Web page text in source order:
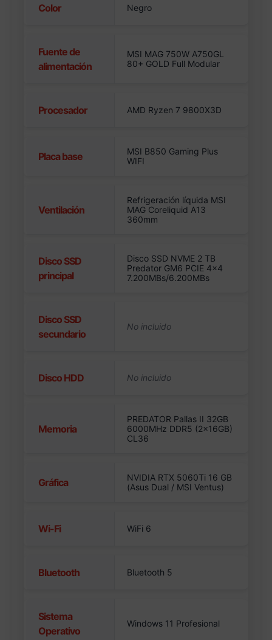
Color Negro
Fuente de
alimentación
MSI MAG 750W A750GL
80+ GOLD Full Modular
Procesador AMD Ryzen 7 9800X3D
Placa base
MSI B850 Gaming Plus
WIFI
Ventilación
Refrigeración líquida MSI
MAG Coreliquid A13
360mm
Disco SSD
principal
Disco SSD NVME 2 TB
Predator GM6 PCIE 4×4
7.200MBs/6.200MBs
Disco SSD
secundario
Disco HDD
Memoria
PREDATOR Pallas II 32GB
6000MHz DDR5 (2x16GB)
CL36
Gráfica
NVIDIA RTX 5060Ti 16 GB
(Asus Dual / MSI Ventus)
Wi-Fi WiFi 6
Bluetooth Bluetooth 5
Sistema
Operativo
Windows 11 Profesional